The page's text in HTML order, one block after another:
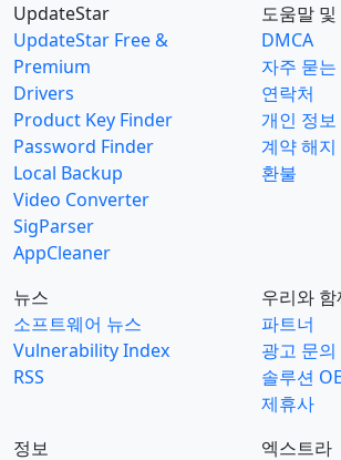
UpdateStar
UpdateStar Free &
Premium
Drivers
Product Key Finder
Password Finder
Local Backup
Video Converter
SigParser
AppCleaner
도움말 및
DMCA
자주 묻는
연락처
개인 정
계약 해지
환불
뉴스
소프트웨어 뉴스
Vulnerability Index
RSS
우리와
파트너
광고 문의
솔루션
제휴사
정보
엑스트라